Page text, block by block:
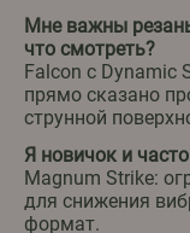
Мне важны
что смотреть?
Falcon с Dynamic
прямо сказано
струнной
Я новичок и
Magnum Strike:
для снижения
формат.